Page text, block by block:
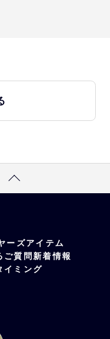
ーズアイテム
ご質問新着情報
イミング